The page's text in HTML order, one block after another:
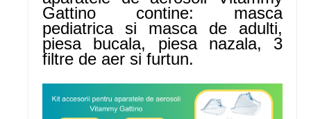
Gattino contine: masca
pediatrica si masca de adulti,
piesa bucala, piesa nazala, 3
filtre de aer si furtun.